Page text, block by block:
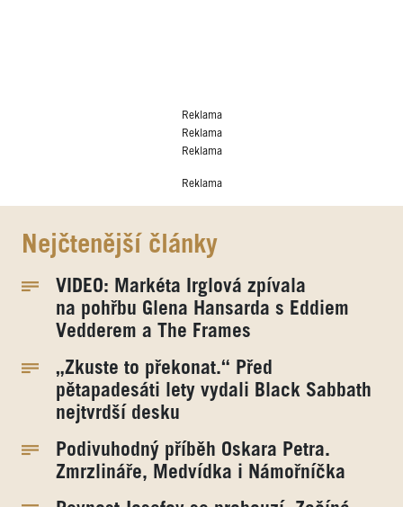
Reklama
Reklama
Reklama
Reklama
Nejčtenější články
VIDEO: Markéta Irglová zpívala
na pohřbu Glena Hansarda s Eddiem
Vedderem a The Frames
„Zkuste to překonat.“ Před
pětapadesáti lety vydali Black Sabbath
nejtvrdší desku
Podivuhodný příběh Oskara Petra.
Zmrzlináře, Medvídka i Námořníčka